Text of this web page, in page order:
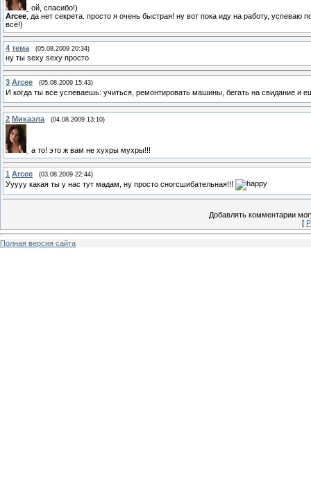
ой, спасибо!)
Arcee , да нет секрета. просто я очень быстрая! ну вот пока иду на работу,
всё!)
4 тема (05.08.2009 20:34)
ну ты sexy sexy просто
3 Arcee (05.08.2009 15:43)
И когда ты все успеваешь: учиться, ремонтировать машины, бегать на свидание и
2 Микаэла (04.08.2009 13:10)
а то! это ж вам не хухры мухры!!!
1 Arcee (03.08.2009 22:44)
Ууууу какая ты у нас тут мадам, ну просто сногсшибательная!!!
Добавлять комментарии
[
Полная версия сайта